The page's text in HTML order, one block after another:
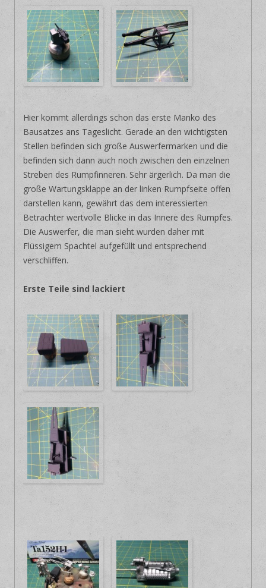
Hier kommt allerdings schon das erste Manko des
Bausatzes ans Tageslicht. Gerade an den wichtigsten
Stellen befinden sich große Auswerfermarken und die
befinden sich dann auch noch zwischen den einzelnen
Streben des Rumpfinneren. Sehr ärgerlich. Da man die
große Wartungsklappe an der linken Rumpfseite offen
darstellen kann, gewährt das dem interessierten
Betrachter wertvolle Blicke in das Innere des Rumpfes.
Die Auswerfer, die man sieht wurden daher mit
Flüssigem Spachtel aufgefüllt und entsprechend
verschliffen.
Erste Teile sind lackiert